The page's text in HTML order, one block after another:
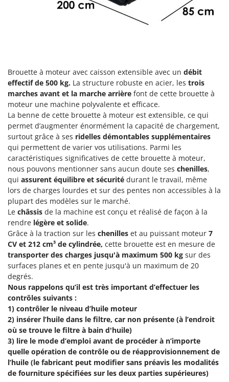
Groupes électrogènes
Gyrobroyeurs à lame pour tracteur
Hachoirs à viande
Herses à Dents
Herses Rotatives
L
Lames à neige
Lames niveleuses pour tracteur
Lave-vitres
Lieuses électriques pour vignes
M
Machines à pâtes
Machines pour la transformation des fruits
Machines sous vide
Motobineuses
Motoculteurs
Motofaucheuses
Motopompes pour irrigation
Moulins à céréales électriques
Moulins à farine
N
Nettoyeurs et Balais à vapeur
Einhell
Elegen
Energy Gruppi
Enotecnica Pillan
Eschenfelder
EuroMech
Eurosystems
F
FAC
Fama Industrie
Famag
Famur
FARMER
FBC
Ferrari Group
Ferroni
Ferrua
FIAC
FIEM
Fimar
FINI
Brouette à moteur avec caisson extensible avec un débit
effectif de 500 kg. La structure robuste en acier, les trois
marches avant et la marche arrière font de cette brouette à
moteur une machine polyvalente et efficace.
La benne de cette brouette à moteur est extensible, ce qui
permet d’augmenter énormément la capacité de chargement,
surtout grâce à ses ridelles démontables supplémentaires
qui permettent de varier vos utilisations. Parmi les
caractéristiques significatives de cette brouette à moteur,
nous pouvons mentionner sans aucun doute ses chenilles,
qui assurent équilibre et sécurité durant le travail, même
lors de charges lourdes et sur des pentes non accessibles à la
plupart des modèles sur le marché.
Le châssis de la machine est conçu et réalisé de façon à la
rendre légère et solide.
Grâce à la traction sur les chenilles et au puissant moteur 7
CV et 212 cm³ de cylindrée, cette brouette est en mesure de
transporter des charges jusqu'à maximum 500 kg sur des
surfaces planes et en pente jusqu'à un maximum de 20
degrés.
Nous rappelons qu’il est très important d’effectuer les
contrôles suivants :
1) contrôler le niveau d’huile moteur
2) insérer l’huile dans le filtre, car non présente (à l’endroit
où se trouve le filtre à bain d'huile)
3) lire le mode d’emploi avant de procéder à n’importe
quelle opération de contrôle ou de réapprovisionnement de
l’huile (le fabricant peut modifier sans préavis les modalités
de fourniture spécifiées sur les deux parties supérieures)